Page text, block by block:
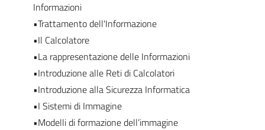
Informazioni
•Trattamento dell'Informazione
•Il Calcolatore
•La rappresentazione delle Informazioni
•Introduzione alle Reti di Calcolatori
•Introduzione alla Sicurezza Informatica
•I Sistemi di Immagine
•Modelli di formazione dell’immagine